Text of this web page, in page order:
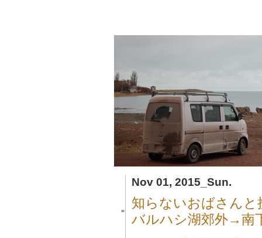
Nov 01, 2015_Sun.
■
知らないおばさんと
バルハシ湖郊外→南